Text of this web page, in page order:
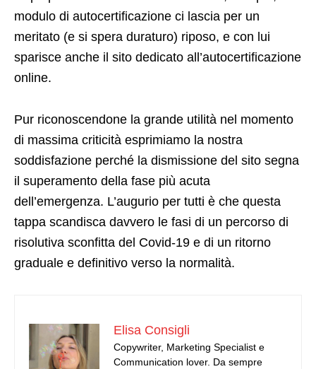
modulo di autocertificazione ci lascia per un
meritato (e si spera duraturo) riposo, e con lui
sparisce anche il sito dedicato all’autocertificazione
online.
Pur riconoscendone la grande utilità nel momento
di massima criticità esprimiamo la nostra
soddisfazione perché la dismissione del sito segna
il superamento della fase più acuta
dell’emergenza. L’augurio per tutti è che questa
tappa scandisca davvero le fasi di un percorso di
risolutiva sconfitta del Covid-19 e di un ritorno
graduale e definitivo verso la normalità.
Elisa Consigli
Copywriter, Marketing Specialist e
Communication lover. Da sempre